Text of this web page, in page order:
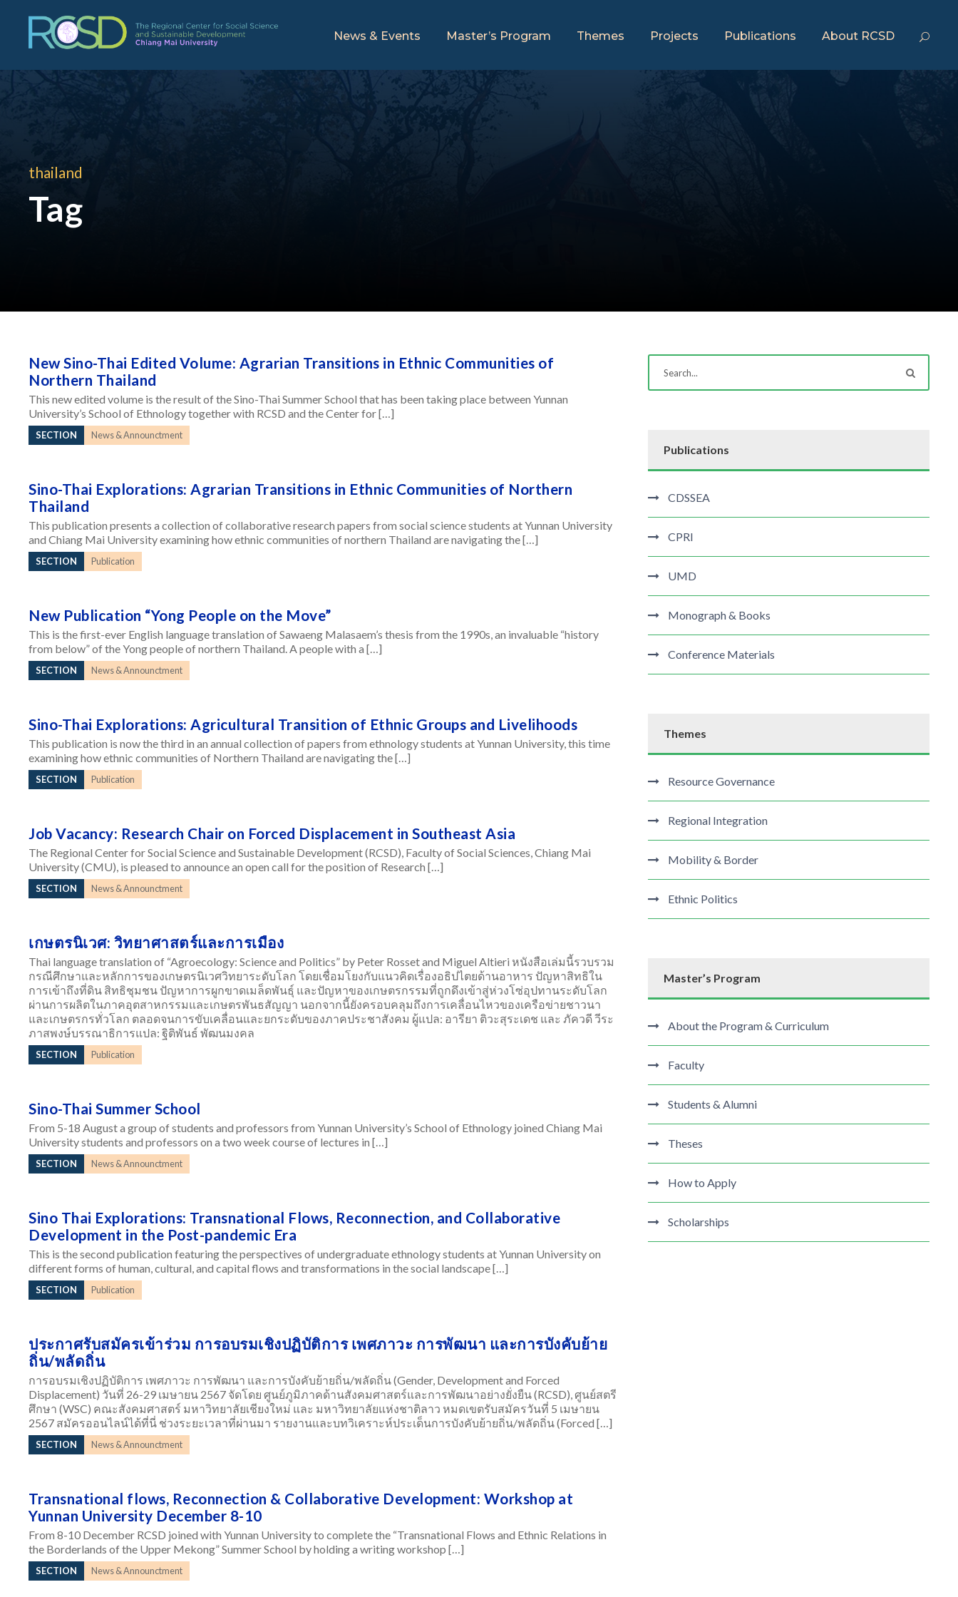
News & Events Master’s Program Themes Projects Publications About RCSD
thailand
Tag
New Sino-Thai Edited Volume: Agrarian Transitions in Ethnic Communities of
Northern Thailand
This new edited volume is the result of the Sino-Thai Summer School that has been taking place between Yunnan
University’s School of Ethnology together with RCSD and the Center for […]
SECTION News & Announctment
Sino-Thai Explorations: Agrarian Transitions in Ethnic Communities of Northern
Thailand
This publication presents a collection of collaborative research papers from social science students at Yunnan University
and Chiang Mai University examining how ethnic communities of northern Thailand are navigating the […]
SECTION Publication
New Publication “Yong People on the Move”
This is the first-ever English language translation of Sawaeng Malasaem’s thesis from the 1990s, an invaluable “history
from below” of the Yong people of northern Thailand. A people with a […]
SECTION News & Announctment
Sino-Thai Explorations: Agricultural Transition of Ethnic Groups and Livelihoods
This publication is now the third in an annual collection of papers from ethnology students at Yunnan University, this time
examining how ethnic communities of Northern Thailand are navigating the […]
SECTION Publication
Job Vacancy: Research Chair on Forced Displacement in Southeast Asia
The Regional Center for Social Science and Sustainable Development (RCSD), Faculty of Social Sciences, Chiang Mai
University (CMU), is pleased to announce an open call for the position of Research […]
SECTION News & Announctment
เกษตรนิเวศ: วิทยาศาสตร์และการเมือง
Thai language translation of “Agroecology: Science and Politics” by Peter Rosset and Miguel Altieri หนังสือเล่มนี้รวบรวม
กรณีศึกษาและหลักการของเกษตรนิเวศวิทยาระดับโลก โดยเชื่อมโยงกับแนวคิดเรื่องอธิปไตยด้านอาหาร ปัญหาสิทธิใน
การเข้าถึงที่ดิน สิทธิชุมชน ปัญหาการผูกขาดเมล็ดพันธุ์ และปัญหาของเกษตรกรรมที่ถูกดึงเข้าสู่ห่วงโซ่อุปทานระดับโลก
ผ่านการผลิตในภาคอุตสาหกรรมและเกษตรพันธสัญญา นอกจากนี้ยังครอบคลุมถึงการเคลื่อนไหวของเครือข่ายชาวนา
และเกษตรกรทั่วโลก ตลอดจนการขับเคลื่อนและยกระดับของภาคประชาสังคม ผู้แปล: อารียา ติวะสุระเดช และ ภัควดี วีระ
ภาสพงษ์บรรณาธิการแปล: ฐิติพันธ์ พัฒนมงคล
SECTION Publication
Sino-Thai Summer School
From 5-18 August a group of students and professors from Yunnan University’s School of Ethnology joined Chiang Mai
University students and professors on a two week course of lectures in […]
SECTION News & Announctment
Sino Thai Explorations: Transnational Flows, Reconnection, and Collaborative
Development in the Post-pandemic Era
This is the second publication featuring the perspectives of undergraduate ethnology students at Yunnan University on
different forms of human, cultural, and capital flows and transformations in the social landscape […]
SECTION Publication
ประกาศรับสมัครเข้าร่วม การอบรมเชิงปฏิบัติการ เพศภาวะ การพัฒนา และการบังคับย้าย
ถิ่น/พลัดถิ่น
การอบรมเชิงปฏิบัติการ เพศภาวะ การพัฒนา และการบังคับย้ายถิ่น/พลัดถิ่น (Gender, Development and Forced
Displacement) วันที่ 26-29 เมษายน 2567 จัดโดย ศูนย์ภูมิภาคด้านสังคมศาสตร์และการพัฒนาอย่างยั่งยืน (RCSD), ศูนย์สตรี
ศึกษา (WSC) คณะสังคมศาสตร์ มหาวิทยาลัยเชียงใหม่ และ มหาวิทยาลัยแห่งชาติลาว หมดเขตรับสมัครวันที่ 5 เมษายน
2567 สมัครออนไลน์ได้ที่นี่ ช่วงระยะเวลาที่ผ่านมา รายงานและบทวิเคราะห์ประเด็นการบังคับย้ายถิ่น/พลัดถิ่น (Forced […]
SECTION News & Announctment
Transnational flows, Reconnection & Collaborative Development: Workshop at
Yunnan University December 8-10
From 8-10 December RCSD joined with Yunnan University to complete the “Transnational Flows and Ethnic Relations in
the Borderlands of the Upper Mekong” Summer School by holding a writing workshop […]
SECTION News & Announctment
Publications
CDSSEA
CPRI
UMD
Monograph & Books
Conference Materials
Themes
Resource Governance
Regional Integration
Mobility & Border
Ethnic Politics
Master’s Program
About the Program & Curriculum
Faculty
Students & Alumni
Theses
How to Apply
Scholarships